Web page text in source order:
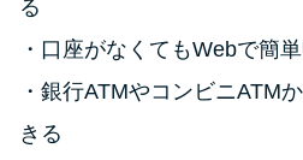
る
口座がなくてもWebで簡
銀行ATMやコンビニATM
きる